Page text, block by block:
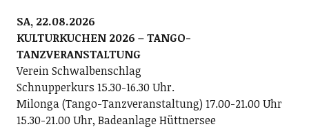
SA, 22.08.2026
KULTURKUCHEN 2026 – TANGO-
TANZVERANSTALTUNG
Verein Schwalbenschlag
Schnupperkurs 15.30-16.30 Uhr.
Milonga (Tango-Tanzveranstaltung) 17.00-21.00 Uhr
15.30-21.00 Uhr, Badeanlage Hüttnersee